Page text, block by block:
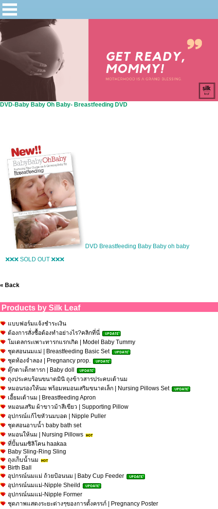
DVD-Baby Baby Oh Baby- Breastfeeding DVD
DVD Breastfeeding Baby Baby oh baby
❌❌❌ SOLD OUT ❌❌❌
« Back
Products by Silk Leaf
แบบฟอร์มแจ้งชำระเงิน
ต้องการสั่งซื้อต้องทำอย่างไร?คลิกที่นี่
โมเดลกระเพาะทารกแรกเกิด | Model Baby Tummy
ชุดสอนนมแม่ | Breastfeeding Basic Set
ชุดท้องจำลอง | Pregnancy prop.
ตุ๊กตาเด็กทารก | Baby doll
ถุงประคบร้อนขนาดมินิ ถุงข้าวสารประคบเต้านม
หมอนรองให้นม พร้อมหมอนเสริมขนาดเล็ก | Nursing Pillows Set
เอี้ยมเต้านม | Breastfeeding Apron
หมอนเสริม ผ้าขาวม้าสีเขียว | Supporting Pillow
อุปกรณ์แก้ไขหัวนมบอด | Nipple Puller
ชุดสอนอาบน้ำ baby bath set
หมอนให้นม | Nursing Pillows
ที่ปั้มนมซิลิโคน haakaa
Baby Sling-Ring Sling
ถุงเก็บน้ำนม
Birth Ball
อุปกรณ์นมแม่ ถ้วยป้อนนม | Baby Cup Feeder
อุปกรณ์นมแม่-Nipple Sheild
อุปกรณ์นมแม่-Nipple Former
ชุดภาพแสดงระยะต่างๆของการตั้งครรภ์ | Pregnancy Poster